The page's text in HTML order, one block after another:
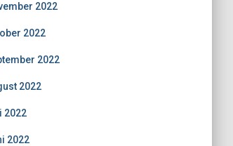
2022
2022
2022
2022
2022
2022